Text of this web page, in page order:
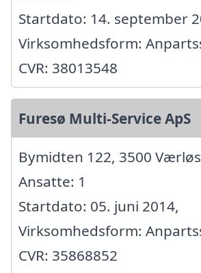
Startdato: 14. september
Virksomhedsform:
CVR: 38013548
Furesø Multi-Service ApS
Bymidten 122, 3500
Ansatte: 1
Startdato: 05. juni 2014,
Virksomhedsform:
CVR: 35868852